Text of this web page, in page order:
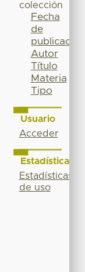
colección
Fecha
de
publicación
Autor
Título
Materia
Tipo
Usuario
Acceder
Estadísticas
Estadísticas
de uso